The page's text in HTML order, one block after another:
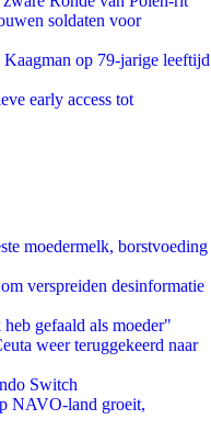
soldaten voor
op 79-jarige leeftijd
early access tot
moedermelk, borstvoeding
verspreiden desinformatie
gefaald als moeder"
weer teruggekeerd naar
Switch
NAVO-land groeit,